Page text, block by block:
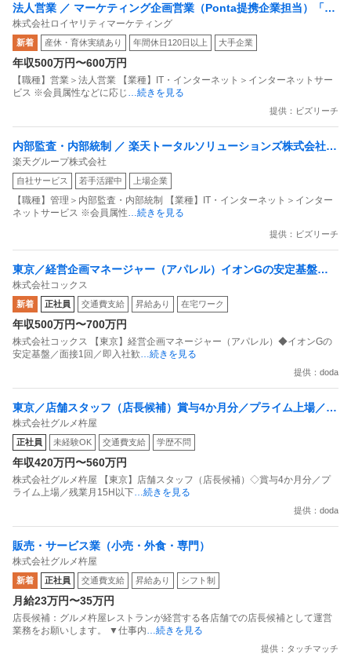
法人営業 ／ マーケティング企画営業（Ponta提携企業担当）「国
内最大級の共通ポイントサービスを展開／無駄のない消費社会を
目指すデータマーケティングカンパニー」
株式会社ロイヤリティマーケティング
新着 産休・育休実績あり 年間休日120日以上 大手企業
年収500万円〜600万円
【職種】営業＞法人営業 【業種】IT・インターネット＞インターネットサー
ビス ※会員属性などに応じ
…続きを見る
提供：ビズリーチ
内部監査・内部統制 ／ 楽天トータルソリューションズ株式会社
戦略事業コンプライアンス支援部 業務統制支援課：ショップコン
プライアンス推進担当（SBCSD）
楽天グループ株式会社
自社サービス 若手活躍中 上場企業
【職種】管理＞内部監査・内部統制 【業種】IT・インターネット＞インター
ネットサービス ※会員属性 …続きを見る
提供：ビズリーチ
東京／経営企画マネージャー（アパレル）イオンGの安定基盤／
面接1回／即入社歓迎
株式会社コックス
新着 正社員 交通費支給 昇給あり 在宅ワーク
年収500万円〜700万円
株式会社コックス 【東京】経営企画マネージャー（アパレル）◆イオンGの
安定基盤／面接1回／即入社歓 …続きを見る
提供：doda
東京／店舗スタッフ（店長候補）賞与4か月分／プライム上場／残
業月15H以下／新店オープン多数
株式会社グルメ杵屋
正社員 未経験OK 交通費支給 学歴不問
年収420万円〜560万円
株式会社グルメ杵屋 【東京】店舗スタッフ（店長候補）◇賞与4か月分／プ
ライム上場／残業月15H以下 …続きを見る
提供：doda
販売・サービス業（小売・外食・専門）
株式会社グルメ杵屋
新着 正社員 交通費支給 昇給あり シフト制
月給23万円〜35万円
店長候補：グルメ杵屋レストランが経営する各店舗での店長候補として運営
業務をお願いします。 ▼仕事内 …続きを見る
提供：タッチマッチ